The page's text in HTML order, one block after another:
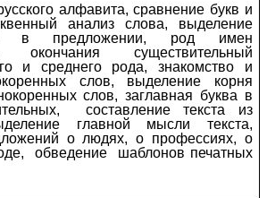
алфавита, сравнение букв и
анализ слова, выделение
в предложении, род имен
окончания существительный
и среднего рода, знакомство и
слов, выделение корня
слов, заглавная буква в
составление текста из
главной мысли текста,
о людях, о профессиях, о
обведение шаблонов печатных